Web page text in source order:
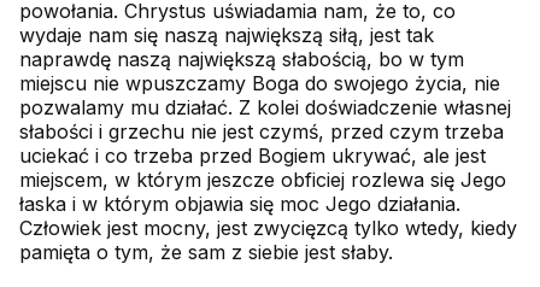
powołania. Chrystus uświadamia nam, że to, co
wydaje nam się naszą największą siłą, jest tak
naprawdę naszą największą słabością, bo w tym
miejscu nie wpuszczamy Boga do swojego życia, nie
pozwalamy mu działać. Z kolei doświadczenie własnej
słabości i grzechu nie jest czymś, przed czym trzeba
uciekać i co trzeba przed Bogiem ukrywać, ale jest
miejscem, w którym jeszcze obficiej rozlewa się Jego
łaska i w którym objawia się moc Jego działania.
Człowiek jest mocny, jest zwycięzcą tylko wtedy, kiedy
pamięta o tym, że sam z siebie jest słaby.